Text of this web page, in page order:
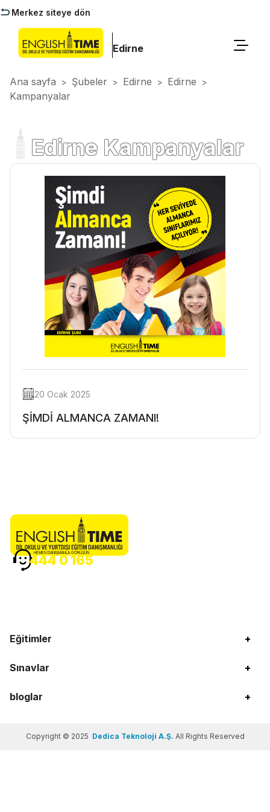
Merkez siteye dön
Edirne
Ana sayfa > Şubeler > Edirne > Edirne >
Kampanyalar
Edirne Kampanyalar
20 Ocak 2025
ŞİMDİ ALMANCA ZAMANI!
Eğitimler +
Sınavlar +
bloglar +
HEMEN DANIŞMANLA GÖRÜŞÜN
444 0 165
Copyright © 2025 Dedica Teknoloji A.Ş. All Rights Reserved